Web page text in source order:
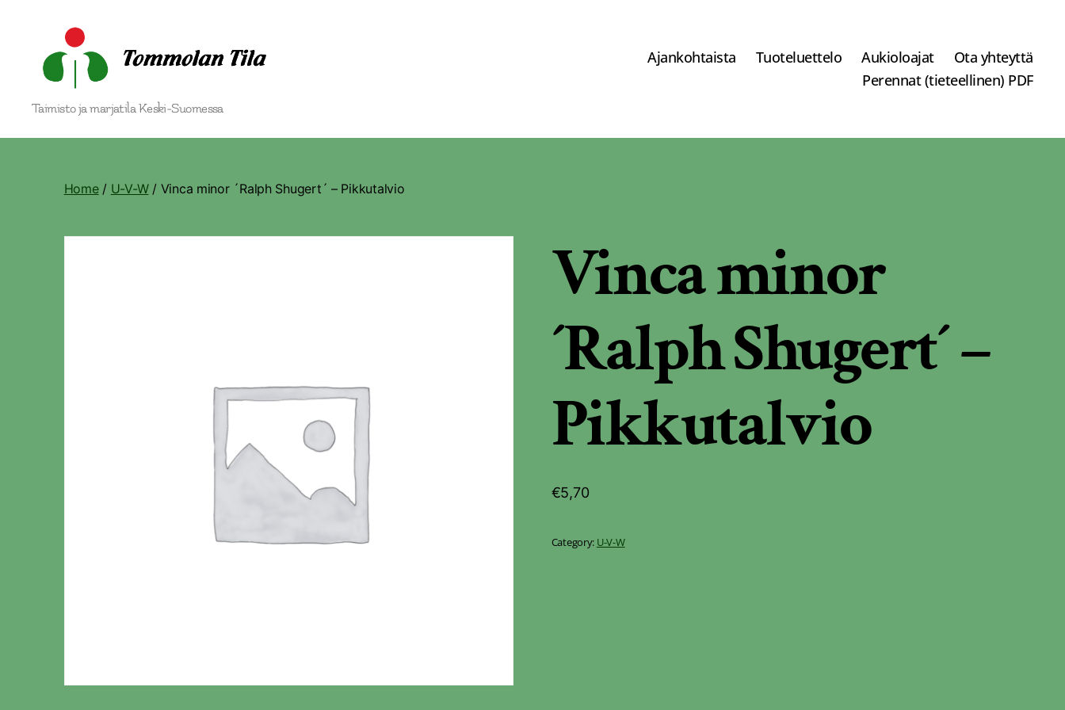
Tommolan
Tila
Taimisto ja marjatila Keski-Suomessa
Ajankohtaista Tuoteluettelo Aukioloajat
Ota yhteyttä
Perennat (tieteellinen) PDF
Home/ U-V-W/ Vinca minor ´Ralph Shugert´ – Pikkutalvio
Vinca minor
´Ralph Shugert´ –
Pikkutalvio
€5,70
Category: U-V-W